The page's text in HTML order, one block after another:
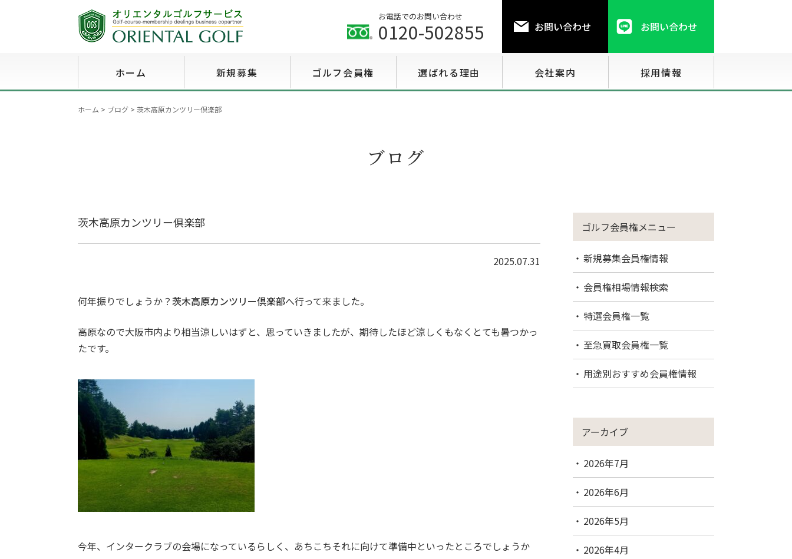
お電話でのお問い合わせ
0120-502855 お問い合わせ お問い合わせ
ホーム 新規募集 ゴルフ会員権
至急買い会員権情報
選ばれる理由 会社案内 採用情報
ホーム > ブログ > 茨木高原カンツリー倶楽部
ブログ
茨木高原カンツリー倶楽部
2025.07.31
何年振りでしょうか？茨木高原カンツリー倶楽部へ行って来ました。
高原なので大阪市内より相当涼しいはずと、思っていきましたが、期待したほど涼しくもなくとても暑つかっ
たです。
今年、インタークラブの会場になっているらしく、あちこちそれに向けて準備中といったところでしょうか
ゴルフ会員権メニュー
新規募集会員権情報
会員権相場情報検索
特選会員権一覧
至急買取会員権一覧
用途別おすすめ会員権情報
アーカイブ
2026年7月
2026年6月
2026年5月
2026年4月